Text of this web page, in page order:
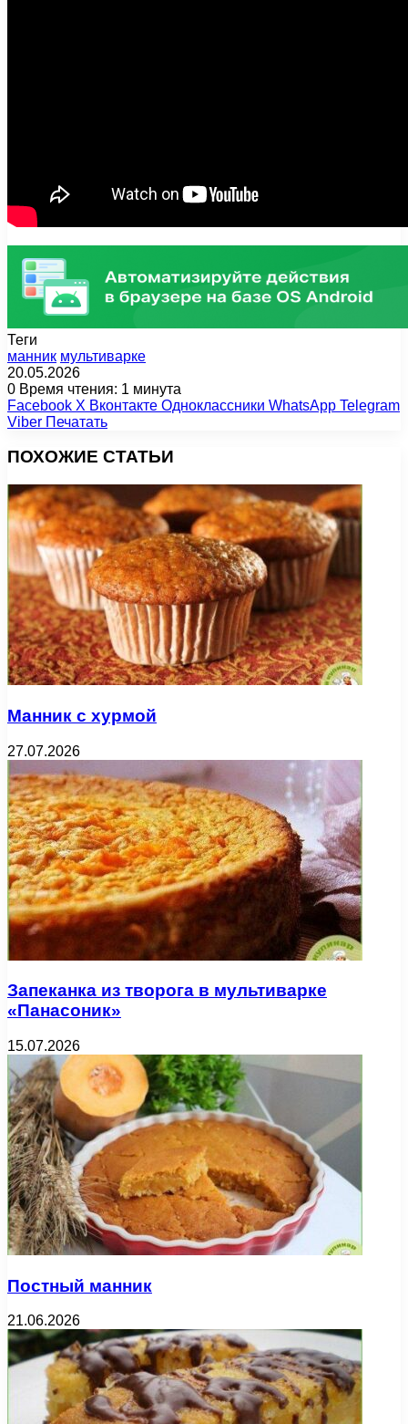
Теги
манник мультиварке
20.05.2026
0 Время чтения: 1 минута
Facebook X Вконтакте Одноклассники WhatsApp Telegram
Viber Печатать
ПОХОЖИЕ СТАТЬИ
Манник с хурмой
27.07.2026
Запеканка из творога в мультиварке
«Панасоник»
15.07.2026
Постный манник
21.06.2026